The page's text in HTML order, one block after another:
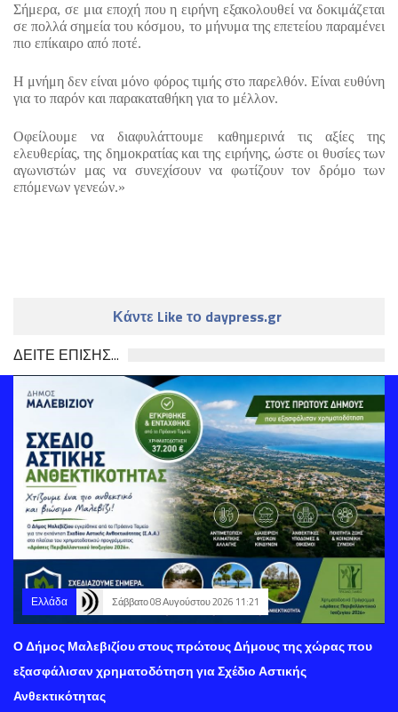
Σήμερα, σε μια εποχή που η ειρήνη εξακολουθεί να δοκιμάζεται
σε πολλά σημεία του κόσμου, το μήνυμα της επετείου παραμένει
πιο επίκαιρο από ποτέ.
Η μνήμη δεν είναι μόνο φόρος τιμής στο παρελθόν. Είναι ευθύνη
για το παρόν και παρακαταθήκη για το μέλλον.
Οφείλουμε να διαφυλάττουμε καθημερινά τις αξίες της
ελευθερίας, της δημοκρατίας και της ειρήνης, ώστε οι θυσίες των
αγωνιστών μας να συνεχίσουν να φωτίζουν τον δρόμο των
επόμενων γενεών.»
Κάντε Like το daypress.gr
ΔΕΙΤΕ ΕΠΙΣΗΣ...
Ελλάδα Σάββατο 08 Αυγούστου 2026 11:21
Ο Δήμος Μαλεβιζίου στους πρώτους Δήμους της χώρας που
εξασφάλισαν χρηματοδότηση για Σχέδιο Αστικής
Ανθεκτικότητας